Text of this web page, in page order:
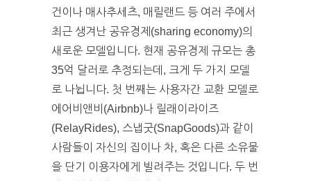
건이나 매사추세츠, 매릴랜드 등 여러 주에서
최근 생겨난 공유경제(sharing economy)의
새로운 모델입니다. 현재 공유경제 규모는 총
35억 달러로 추정되는데, 크게 두 가지 모델
로 나뉩니다. 첫 번째는 사용자간 교환 모델로
에어비앤비(Airbnb)나 릴래이라이즈
(RelayRides), 스냅굿(SnapGoods)과 같이
사람들이 자신의 집이나 차, 혹은 다른 소유물
을 단기 이용자에게 빌려주는 것입니다. 두 번